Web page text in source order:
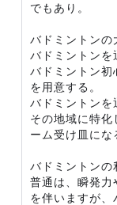
でもあり。
バドミントンの
バドミントンを
バドミントン初
を用意する。
バドミントンを
その地域に特化
ーム受け皿にな
バドミントンの
普通は、瞬発力
を伴いますが、